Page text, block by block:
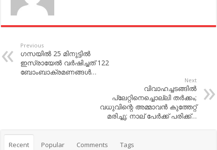
Previous
ഗസയില്‍ 25 മിനുട്ടില്‍
ഇസ്രായേല്‍ വര്‍ഷിച്ചത് 122
ബോംബാക്രമണങ്ങള്‍…
Next
വിവാഹച്ചടങ്ങില്‍
പ്ലേറ്റിനെച്ചൊല്ലി തര്‍ക്കം;
വധുവിന്റെ അമ്മാവന്‍ കുത്തേറ്റ്
മരിച്ചു; നാല് പേര്‍ക്ക് പരിക്ക്…
Recent Popular Comments Tags